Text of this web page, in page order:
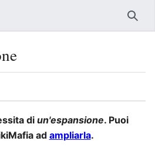
diun'espansione. Puoi
ad ampliarla.